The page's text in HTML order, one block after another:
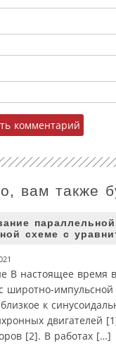
вам также
схеме с
В настоящее время
широтно-
к
двигателей
[2]. В работах […]